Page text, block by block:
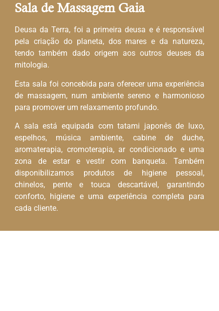
Sala de Massagem Gaia
Deusa da Terra, foi a primeira deusa e é responsável
pela criação do planeta, dos mares e da natureza,
tendo também dado origem aos outros deuses da
mitologia.
Esta sala foi concebida para oferecer uma experiência
de massagem, num ambiente sereno e harmonioso
para promover um relaxamento profundo.
A sala está equipada com tatami japonês de luxo,
espelhos, música ambiente, cabine de duche,
aromaterapia, cromoterapia, ar condicionado e uma
zona de estar e vestir com banqueta. Também
disponibilizamos produtos de higiene pessoal,
chinelos, pente e touca descartável, garantindo
conforto, higiene e uma experiência completa para
cada cliente.